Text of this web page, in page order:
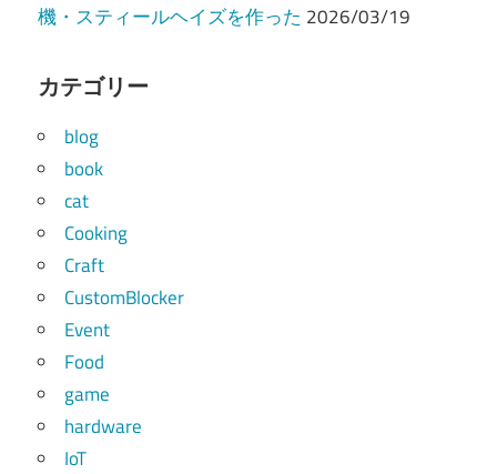
機・スティールヘイズを作った 2026/03/19
カテゴリー
blog
book
cat
Cooking
Craft
CustomBlocker
Event
Food
game
hardware
IoT